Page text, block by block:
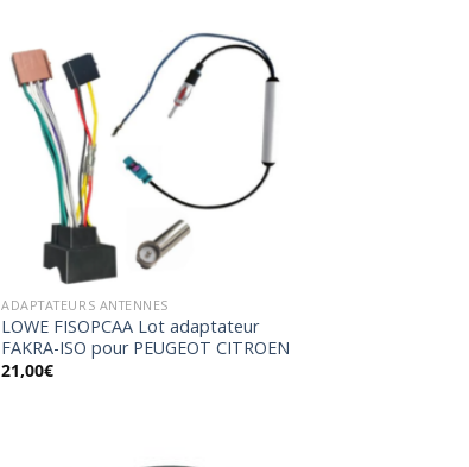
Ajouter
à la
wishlist
ADAPTATEURS ANTENNES
LOWE FISOPCAA Lot adaptateur
FAKRA-ISO pour PEUGEOT CITROEN
21,00€